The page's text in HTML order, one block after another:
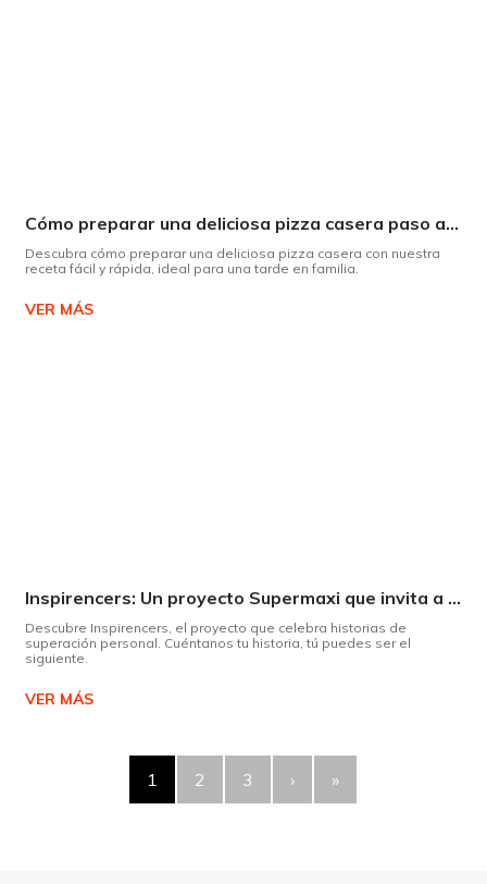
Cómo preparar una deliciosa pizza casera paso a paso
Descubra cómo preparar una deliciosa pizza casera con nuestra
receta fácil y rápida, ideal para una tarde en familia.
VER MÁS
Inspirencers: Un proyecto Supermaxi que invita a ser parte del cambio.
Descubre Inspirencers, el proyecto que celebra historias de
superación personal. Cuéntanos tu historia, tú puedes ser el
siguiente.
VER MÁS
1 2 3 › »